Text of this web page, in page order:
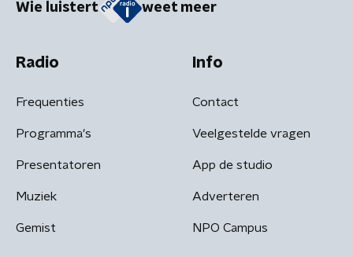
Wie luistert weet meer
Radio
Frequenties
Programma's
Presentatoren
Muziek
Gemist
Info
Contact
Veelgestelde vragen
App de studio
Adverteren
NPO Campus